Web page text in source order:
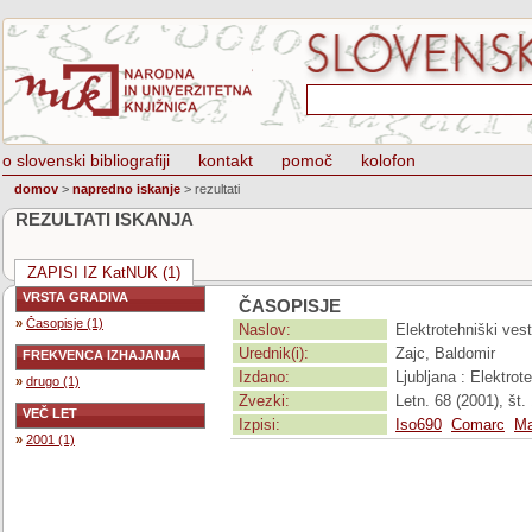
o slovenski bibliografiji kontakt pomoč kolofon
domov > napredno iskanje > rezultati
REZULTATI ISKANJA
ZAPISI IZ KatNUK (1)
VRSTA GRADIVA
» Časopisje (1)
FREKVENCA IZHAJANJA
» drugo (1)
VEČ LET
» 2001 (1)
ČASOPISJE
Naslov:
Elektrotehniški
Urednik(i):
Zajc, Baldomir
Izdano:
Ljubljana :
Zvezki:
Letn. 68 (2001), št.
Izpisi:
Iso690 Comarc